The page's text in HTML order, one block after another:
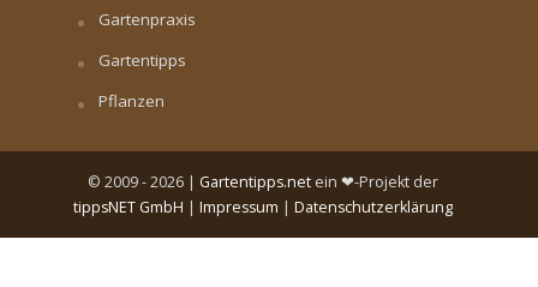
Gartenpraxis
Gartentipps
Pflanzen
© 2009 - 2026 | Gartentipps.net ein ❤-Projekt der
tippsNET GmbH | Impressum | Datenschutzerklärung